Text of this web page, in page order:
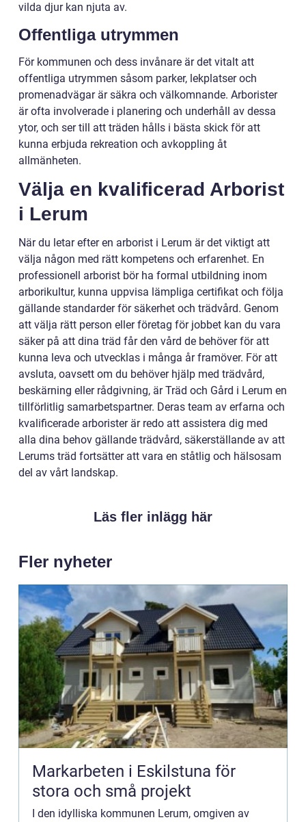
vilda djur kan njuta av.
Offentliga utrymmen
För kommunen och dess invånare är det vitalt att
offentliga utrymmen såsom parker, lekplatser och
promenadvägar är säkra och välkomnande. Arborister
är ofta involverade i planering och underhåll av dessa
ytor, och ser till att träden hålls i bästa skick för att
kunna erbjuda rekreation och avkoppling åt
allmänheten.
Välja en kvalificerad Arborist
i Lerum
När du letar efter en arborist i Lerum är det viktigt att
välja någon med rätt kompetens och erfarenhet. En
professionell arborist bör ha formal utbildning inom
arborikultur, kunna uppvisa lämpliga certifikat och följa
gällande standarder för säkerhet och trädvård. Genom
att välja rätt person eller företag för jobbet kan du vara
säker på att dina träd får den vård de behöver för att
kunna leva och utvecklas i många år framöver. För att
avsluta, oavsett om du behöver hjälp med trädvård,
beskärning eller rådgivning, är Träd och Gård i Lerum en
tillförlitlig samarbetspartner. Deras team av erfarna och
kvalificerade arborister är redo att assistera dig med
alla dina behov gällande trädvård, säkerställande av att
Lerums träd fortsätter att vara en ståtlig och hälsosam
del av vårt landskap.
Läs fler inlägg här
Fler nyheter
Markarbeten i Eskilstuna för
stora och små projekt
I den idylliska kommunen Lerum, omgiven av